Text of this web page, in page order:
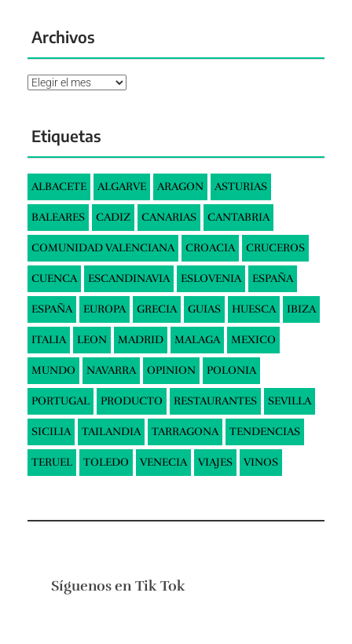
Archivos
Archivos
Etiquetas
ALBACETE ALGARVE ARAGON ASTURIAS
BALEARES CADIZ CANARIAS CANTABRIA
COMUNIDAD VALENCIANA CROACIA CRUCEROS
CUENCA ESCANDINAVIA ESLOVENIA ESPAÑA
ESPAÑA EUROPA GRECIA GUIAS HUESCA IBIZA
ITALIA LEON MADRID MALAGA MEXICO
MUNDO NAVARRA OPINION POLONIA
PORTUGAL PRODUCTO RESTAURANTES SEVILLA
SICILIA TAILANDIA TARRAGONA TENDENCIAS
TERUEL TOLEDO VENECIA VIAJES VINOS
Síguenos en Tik Tok